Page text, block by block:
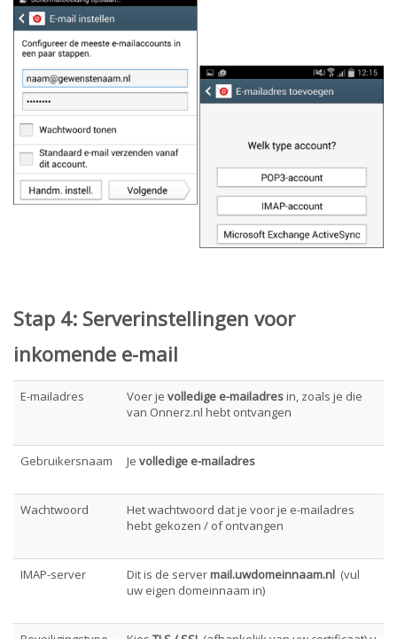
Stap 4: Serverinstellingen voor
inkomende e-mail
E-mailadres Voer je volledige e-mailadresin, zoals je die
van Onnerz.nl hebt ontvangen
Gebruikersnaam Je volledige e-mailadres
Wachtwoord
Het wachtwoord dat je voor je e-mailadres
hebt gekozen / of ontvangen
IMAP-server Dit is de servermail.uwdomeinnaam.nl (vul
uw eigen domeinnaam in)